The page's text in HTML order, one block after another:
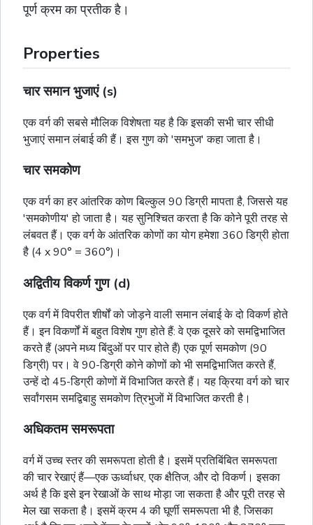
पूर्ण क्रम का प्रतीक है।
Properties
चार समान भुजाएं (s)
एक वर्ग की सबसे मौलिक विशेषता यह है कि इसकी सभी चार सीधी
भुजाएं समान लंबाई की हैं। इस गुण को 'समभुज' कहा जाता है।
चार समकोण
एक वर्ग का हर आंतरिक कोण बिल्कुल 90 डिग्री मापता है, जिससे यह
'समकोणीय' हो जाता है। यह सुनिश्चित करता है कि कोने पूरी तरह से
लंबवत हैं। एक वर्ग के आंतरिक कोणों का योग हमेशा 360 डिग्री होता
है (4 x 90° = 360°)।
अद्वितीय विकर्ण गुण (d)
एक वर्ग में विपरीत शीर्षों को जोड़ने वाली समान लंबाई के दो विकर्ण होते
हैं। इन विकर्णों में बहुत विशेष गुण होते हैं: वे एक दूसरे को समद्विभाजित
करते हैं (अपने मध्य बिंदुओं पर पार होते हैं) एक पूर्ण समकोण (90
डिग्री) पर। वे 90-डिग्री कोने कोणों को भी समद्विभाजित करते हैं,
उन्हें दो 45-डिग्री कोणों में विभाजित करते हैं। यह क्रिया वर्ग को चार
सर्वांगसम समद्विबाहु समकोणत्रिभुजोंमें विभाजित करती है।
अधिकतम समरूपता
वर्ग में उच्च स्तर की समरूपता होती है। इसमें प्रतिबिंबित समरूपता
की चार रेखाएं हैं—एक ऊर्ध्वाधर, एक क्षैतिज, और दो विकर्ण। इसका
अर्थ है कि इसे इन रेखाओं के साथ मोड़ा जा सकता है और पूरी तरह से
मेल खा सकता है। इसमें क्रम 4 की घूर्णी समरूपता भी है, जिसका